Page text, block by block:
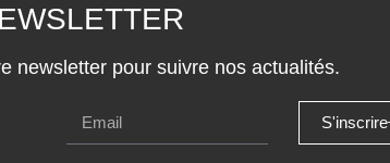
newsletter pour suivre nos actualités.
S'inscrire